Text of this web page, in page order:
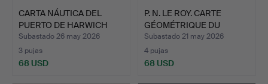
CARTA NÁUTICA DEL
PUERTO DE HARWICH
LEVANT…
Subastado 26 may 2026
3 pujas
68 USD
P. N. LE ROY. CARTE
GÉOMÉTRIQUE DU
COMTE N…
Subastado 21 may 2026
4 pujas
68 USD